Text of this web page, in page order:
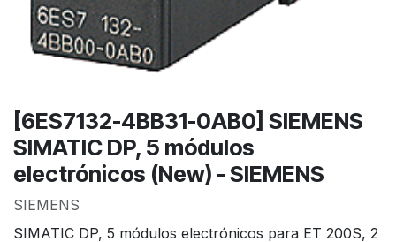
[6ES7132-4BB31-0AB0] SIEMENS
SIMATIC DP, 5 módulos
electrónicos (New) - SIEMENS
SIEMENS
SIMATIC DP, 5 módulos electrónicos para ET 200S, 2